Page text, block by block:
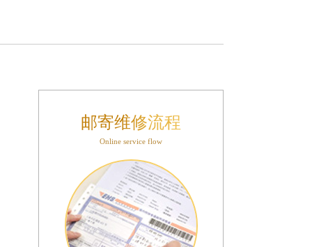
邮寄维修流程
Online service flow